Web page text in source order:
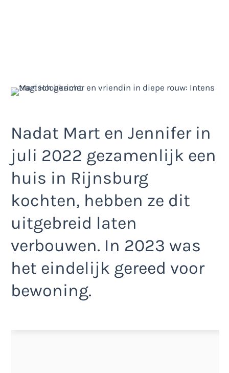
Nadat Mart en Jennifer in
juli 2022 gezamenlijk een
huis in Rijnsburg
kochten, hebben ze dit
uitgebreid laten
verbouwen. In 2023 was
het eindelijk gereed voor
bewoning.